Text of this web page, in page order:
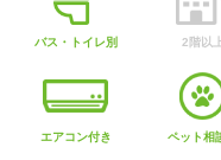
バス・トイレ別 2階以
エアコン付き ペット相